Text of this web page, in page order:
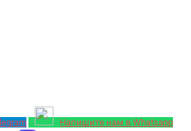
Напишите нам в Whatsapp